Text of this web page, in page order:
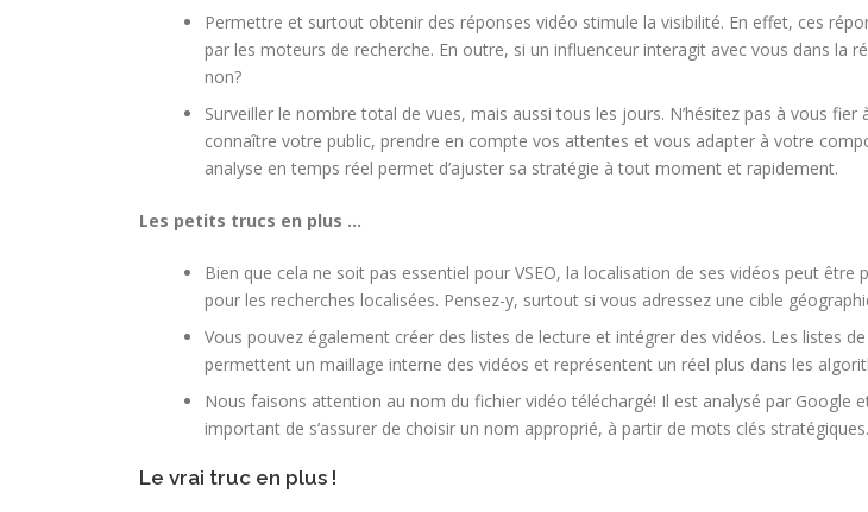
Permettre et surtout obtenir des réponses vidéo stimule la visibilité. En effet, ces
par les moteurs de recherche. En outre, si un influenceur interagit avec vous dans la
non?
Surveiller le nombre total de vues, mais aussi tous les jours. N’hésitez pas à vous fier
connaître votre public, prendre en compte vos attentes et vous adapter à votre
analyse en temps réel permet d’ajuster sa stratégie à tout moment et rapidement.
Les petits trucs en plus …
Bien que cela ne soit pas essentiel pour VSEO, la localisation de ses vidéos peut être
pour les recherches localisées. Pensez-y, surtout si vous adressez une cible
Vous pouvez également créer des listes de lecture et intégrer des vidéos. Les listes
permettent un maillage interne des vidéos et représentent un réel plus dans les
Nous faisons attention au nom du fichier vidéo téléchargé! Il est analysé par Google
important de s’assurer de choisir un nom approprié, à partir de mots clés stratégiques.
Le vrai truc en plus !